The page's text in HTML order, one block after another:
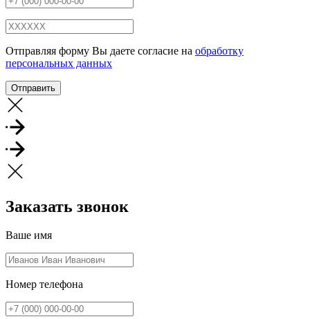
Отправляя форму Вы даете согласие на обработку
персональных данных
Отправить
Заказать звонок
Ваше имя
Номер телефона